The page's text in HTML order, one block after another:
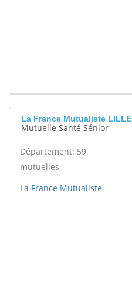
La France Mutualiste LILLE
Mutuelle Santé Sénior
Département: 59
mutuelles
La France Mutualiste